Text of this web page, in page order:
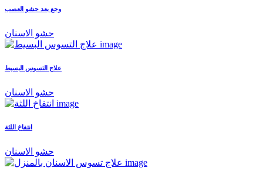
وجع بعد حشو العصب
حشو الاسنان
علاج التسوس البسيط
حشو الاسنان
انتفاخ اللثة
حشو الاسنان